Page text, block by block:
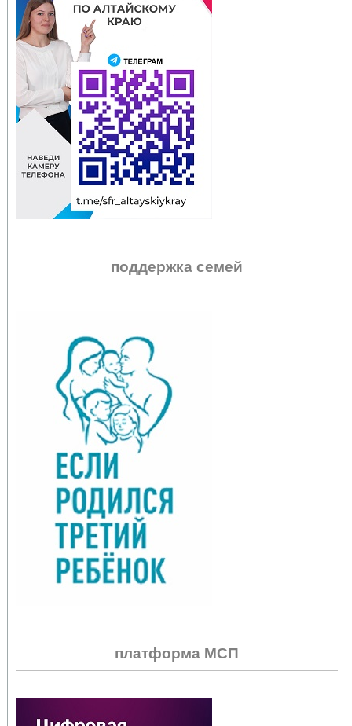
поддержка семей
платформа МСП